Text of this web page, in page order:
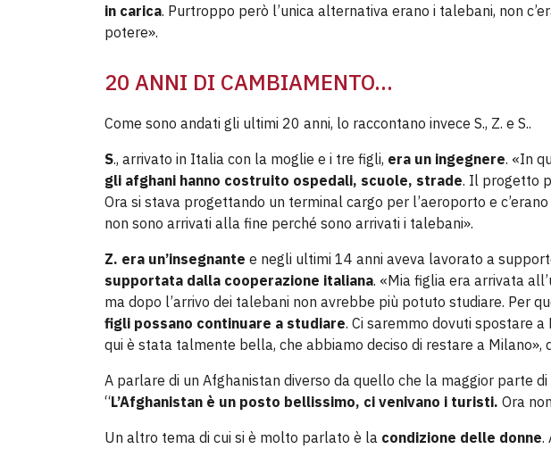
in carica. Purtroppo però l’unica alternativa erano i talebani, non
potere».
20 ANNI DI CAMBIAMENTO…
Come sono andati gli ultimi 20 anni, lo raccontano invece S., Z. e S..
S., arrivato in Italia con la moglie e i tre figli, era un ingegnere. «In
gli afghani hanno costruito ospedali, scuole, strade. Il progetto
Ora si stava progettando un terminal cargo per l’aeroporto e c’erano
non sono arrivati alla fine perché sono arrivati i talebani».
Z. era un’insegnante e negli ultimi 14 anni aveva lavorato a
supportata dalla cooperazione italiana. «Mia figlia era arrivata
ma dopo l’arrivo dei talebani non avrebbe più potuto studiare. Per
figli possano continuare a studiare. Ci saremmo dovuti spostare a
qui è stata talmente bella, che abbiamo deciso di restare a Milano»,
A parlare di un Afghanistan diverso da quello che la maggior parte
“L’Afghanistan è un posto bellissimo, ci venivano i turisti. Ora
Un altro tema di cui si è molto parlato è la condizione delle donne.